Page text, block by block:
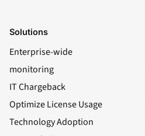
Solutions
Enterprise-wide
monitoring
IT Chargeback
Optimize License Usage
Technology Adoption